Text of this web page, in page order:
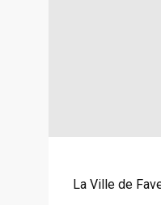
La Ville de